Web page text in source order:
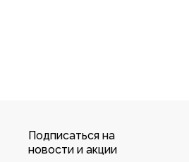
Подписаться на
новости и акции